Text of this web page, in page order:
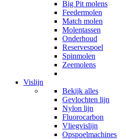
Big Pit molens
Feedermolen
Match molen
Molentassen
Onderhoud
Reservespoel
Spinmolen
Zeemolens
Vislijn
Bekijk alles
Gevlochten lijn
Nylon lijn
Fluorocarbon
Vliegvislijn
Opspoelmachines